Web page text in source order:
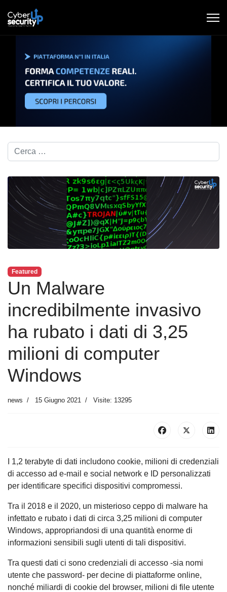
Cerca nel blog...
Featured
Un Malware
incredibilmente invasivo
ha rubato i dati di 3,25
milioni di computer
Windows
news 15 Giugno 2021 Visite: 13295
I 1,2 terabyte di dati includono cookie, milioni di credenziali
di accesso ad e-mail e social network e ID personalizzati
per identificare specifici dispositivi compromessi.
Tra il 2018 e il 2020, un misterioso ceppo di malware ha
infettato e rubato i dati di circa 3,25 milioni di computer
Windows, appropriandosi di una quantità enorme di
informazioni sensibili sugli utenti di tali dispositivi.
Tra questi dati ci sono credenziali di accesso -sia nomi
utente che password- per decine di piattaforme online,
nonché miliardi di cookie del browser, milioni di file utente